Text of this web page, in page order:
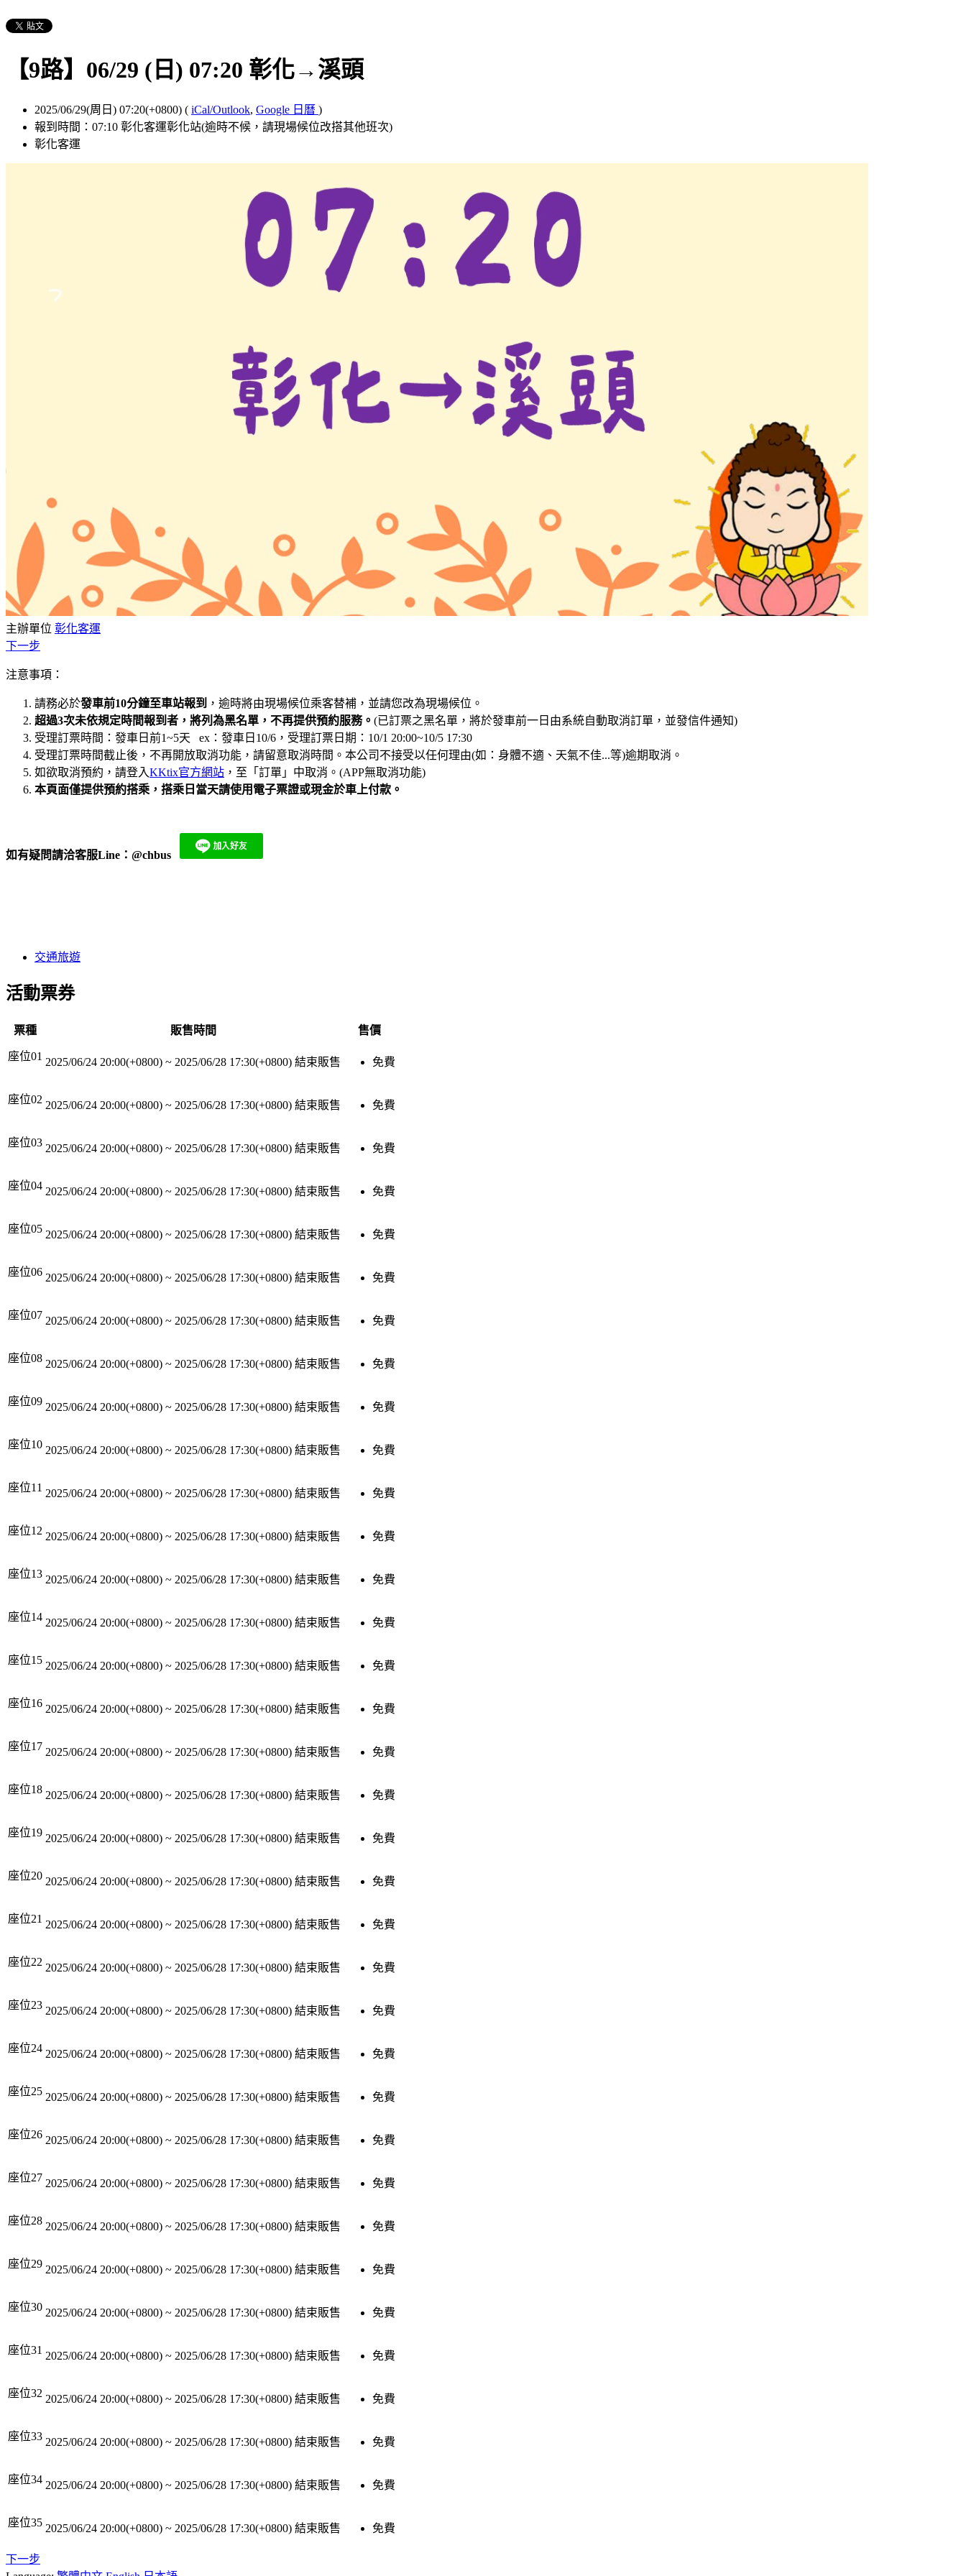
【9路】06/29 (日) 07:20 彰化→溪頭
2025/06/29(周日) 07:20(+0800) ( iCal/Outlook, Google 日曆 )
報到時間：07:10 彰化客運彰化站(逾時不候，請現場候位改搭其他班次)
彰化客運
主辦單位 彰化客運
下一步
注意事項：
請務必於發車前10分鐘至車站報到 ，逾時將由現場候位乘客替補，並請您改為現場候位。
超過3次未依規定時間報到者，將列為黑名單，不再提供預約服務。 (已訂票之黑名單，將於發車前一日由系統自動取消訂單，並發信件通知)
受理訂票時間：發車日前1~5天 ex：發車日10/6，受理訂票日期：10/1 20:00~10/5 17:30
受理訂票時間截止後，不再開放取消功能，請留意取消時間。本公司不接受以任何理由(如：身體不適、天氣不佳...等)逾期取消。
如欲取消預約，請登入KKtix官方網站 ，至「訂單」中取消。(APP無取消功能)
本頁面僅提供預約搭乘，搭乘日當天請使用電子票證或現金於車上付款。
如有疑問請洽客服Line： @chbus
交通旅遊
活動票券
票種 販售時間 售價
座位01 2025/06/24 20:00(+0800) ~ 2025/06/28 17:30(+0800) 結束販售 免費
座位02 2025/06/24 20:00(+0800) ~ 2025/06/28 17:30(+0800) 結束販售 免費
座位03 2025/06/24 20:00(+0800) ~ 2025/06/28 17:30(+0800) 結束販售 免費
座位04 2025/06/24 20:00(+0800) ~ 2025/06/28 17:30(+0800) 結束販售 免費
座位05 2025/06/24 20:00(+0800) ~ 2025/06/28 17:30(+0800) 結束販售 免費
座位06 2025/06/24 20:00(+0800) ~ 2025/06/28 17:30(+0800) 結束販售 免費
座位07 2025/06/24 20:00(+0800) ~ 2025/06/28 17:30(+0800) 結束販售 免費
座位08 2025/06/24 20:00(+0800) ~ 2025/06/28 17:30(+0800) 結束販售 免費
座位09 2025/06/24 20:00(+0800) ~ 2025/06/28 17:30(+0800) 結束販售 免費
座位10 2025/06/24 20:00(+0800) ~ 2025/06/28 17:30(+0800) 結束販售 免費
座位11 2025/06/24 20:00(+0800) ~ 2025/06/28 17:30(+0800) 結束販售 免費
座位12 2025/06/24 20:00(+0800) ~ 2025/06/28 17:30(+0800) 結束販售 免費
座位13 2025/06/24 20:00(+0800) ~ 2025/06/28 17:30(+0800) 結束販售 免費
座位14 2025/06/24 20:00(+0800) ~ 2025/06/28 17:30(+0800) 結束販售 免費
座位15 2025/06/24 20:00(+0800) ~ 2025/06/28 17:30(+0800) 結束販售 免費
座位16 2025/06/24 20:00(+0800) ~ 2025/06/28 17:30(+0800) 結束販售 免費
座位17 2025/06/24 20:00(+0800) ~ 2025/06/28 17:30(+0800) 結束販售 免費
座位18 2025/06/24 20:00(+0800) ~ 2025/06/28 17:30(+0800) 結束販售 免費
座位19 2025/06/24 20:00(+0800) ~ 2025/06/28 17:30(+0800) 結束販售 免費
座位20 2025/06/24 20:00(+0800) ~ 2025/06/28 17:30(+0800) 結束販售 免費
座位21 2025/06/24 20:00(+0800) ~ 2025/06/28 17:30(+0800) 結束販售 免費
座位22 2025/06/24 20:00(+0800) ~ 2025/06/28 17:30(+0800) 結束販售 免費
座位23 2025/06/24 20:00(+0800) ~ 2025/06/28 17:30(+0800) 結束販售 免費
座位24 2025/06/24 20:00(+0800) ~ 2025/06/28 17:30(+0800) 結束販售 免費
座位25 2025/06/24 20:00(+0800) ~ 2025/06/28 17:30(+0800) 結束販售 免費
座位26 2025/06/24 20:00(+0800) ~ 2025/06/28 17:30(+0800) 結束販售 免費
座位27 2025/06/24 20:00(+0800) ~ 2025/06/28 17:30(+0800) 結束販售 免費
座位28 2025/06/24 20:00(+0800) ~ 2025/06/28 17:30(+0800) 結束販售 免費
座位29 2025/06/24 20:00(+0800) ~ 2025/06/28 17:30(+0800) 結束販售 免費
座位30 2025/06/24 20:00(+0800) ~ 2025/06/28 17:30(+0800) 結束販售 免費
座位31 2025/06/24 20:00(+0800) ~ 2025/06/28 17:30(+0800) 結束販售 免費
座位32 2025/06/24 20:00(+0800) ~ 2025/06/28 17:30(+0800) 結束販售 免費
座位33 2025/06/24 20:00(+0800) ~ 2025/06/28 17:30(+0800) 結束販售 免費
座位34 2025/06/24 20:00(+0800) ~ 2025/06/28 17:30(+0800) 結束販售 免費
座位35 2025/06/24 20:00(+0800) ~ 2025/06/28 17:30(+0800) 結束販售 免費
下一步